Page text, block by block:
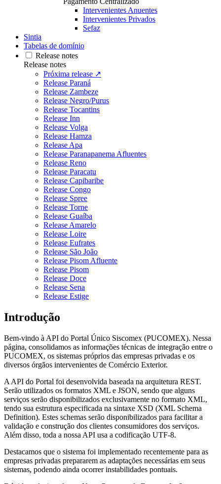
Intervenientes Anuentes
Intervenientes Privados
Sefaz
Sintia
Tabelas de domínio
Release notes
Release notes
Próxima release ↗
Release Paraná
Release Zambeze
Release Negro/Purus
Release Tocantins
Release Inn
Release Volga
Release Hamza
Release Apa
Release Paranapanema Afluentes
Release Reno
Release Paracatu
Release Capibaribe
Release Congo
Release Spree
Release Torne
Release Guaíba
Release Amarelo
Release Loire
Release Eufrates
Release São João
Release Pisom Afluente
Release Pisom
Release Doce
Release Sena
Release Estige
Introdução
Bem-vindo à API do Portal Único Siscomex (PUCOMEX). Nessa
página, consolidamos as informações técnicas de integração entre o
PUCOMEX, os sistemas próprios das empresas privadas e os
diversos órgãos intervenientes de Comércio Exterior.
A API do Portal foi desenvolvida baseada na arquitetura REST.
Serão utilizados os formatos XML e JSON, sendo que alguns
serviços serão disponibilizados exclusivamente no formato XML,
tendo sua estrutura especificada na sintaxe XSD (XML Schema
Definition). Estes schemas serão disponibilizados para facilitar a
validação e construção dos clientes consumidores dos serviços.
Além disso, toda a nossa API usa a codificação UTF-8.
Destacamos que o sistema foi implementado recentemente para as
empresas privadas prepararem as adaptações necessárias em seus
sistemas, podendo ainda ocorrer instabilidades pontuais.